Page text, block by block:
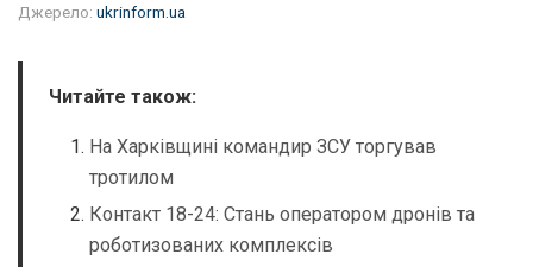
Джерело: ukrinform.ua
Читайте також:
На Харківщині командир ЗСУ торгував
тротилом
Контакт 18-24: Стань оператором дронів та
роботизованих комплексів